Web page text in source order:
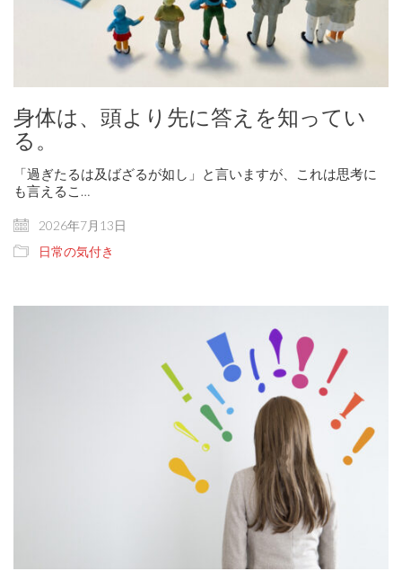
身体は、頭より先に答えを知ってい
る。
「過ぎたるは及ばざるが如し」と言いますが、これは思考に
も言えるこ…
2026年7月13日
日常の気付き